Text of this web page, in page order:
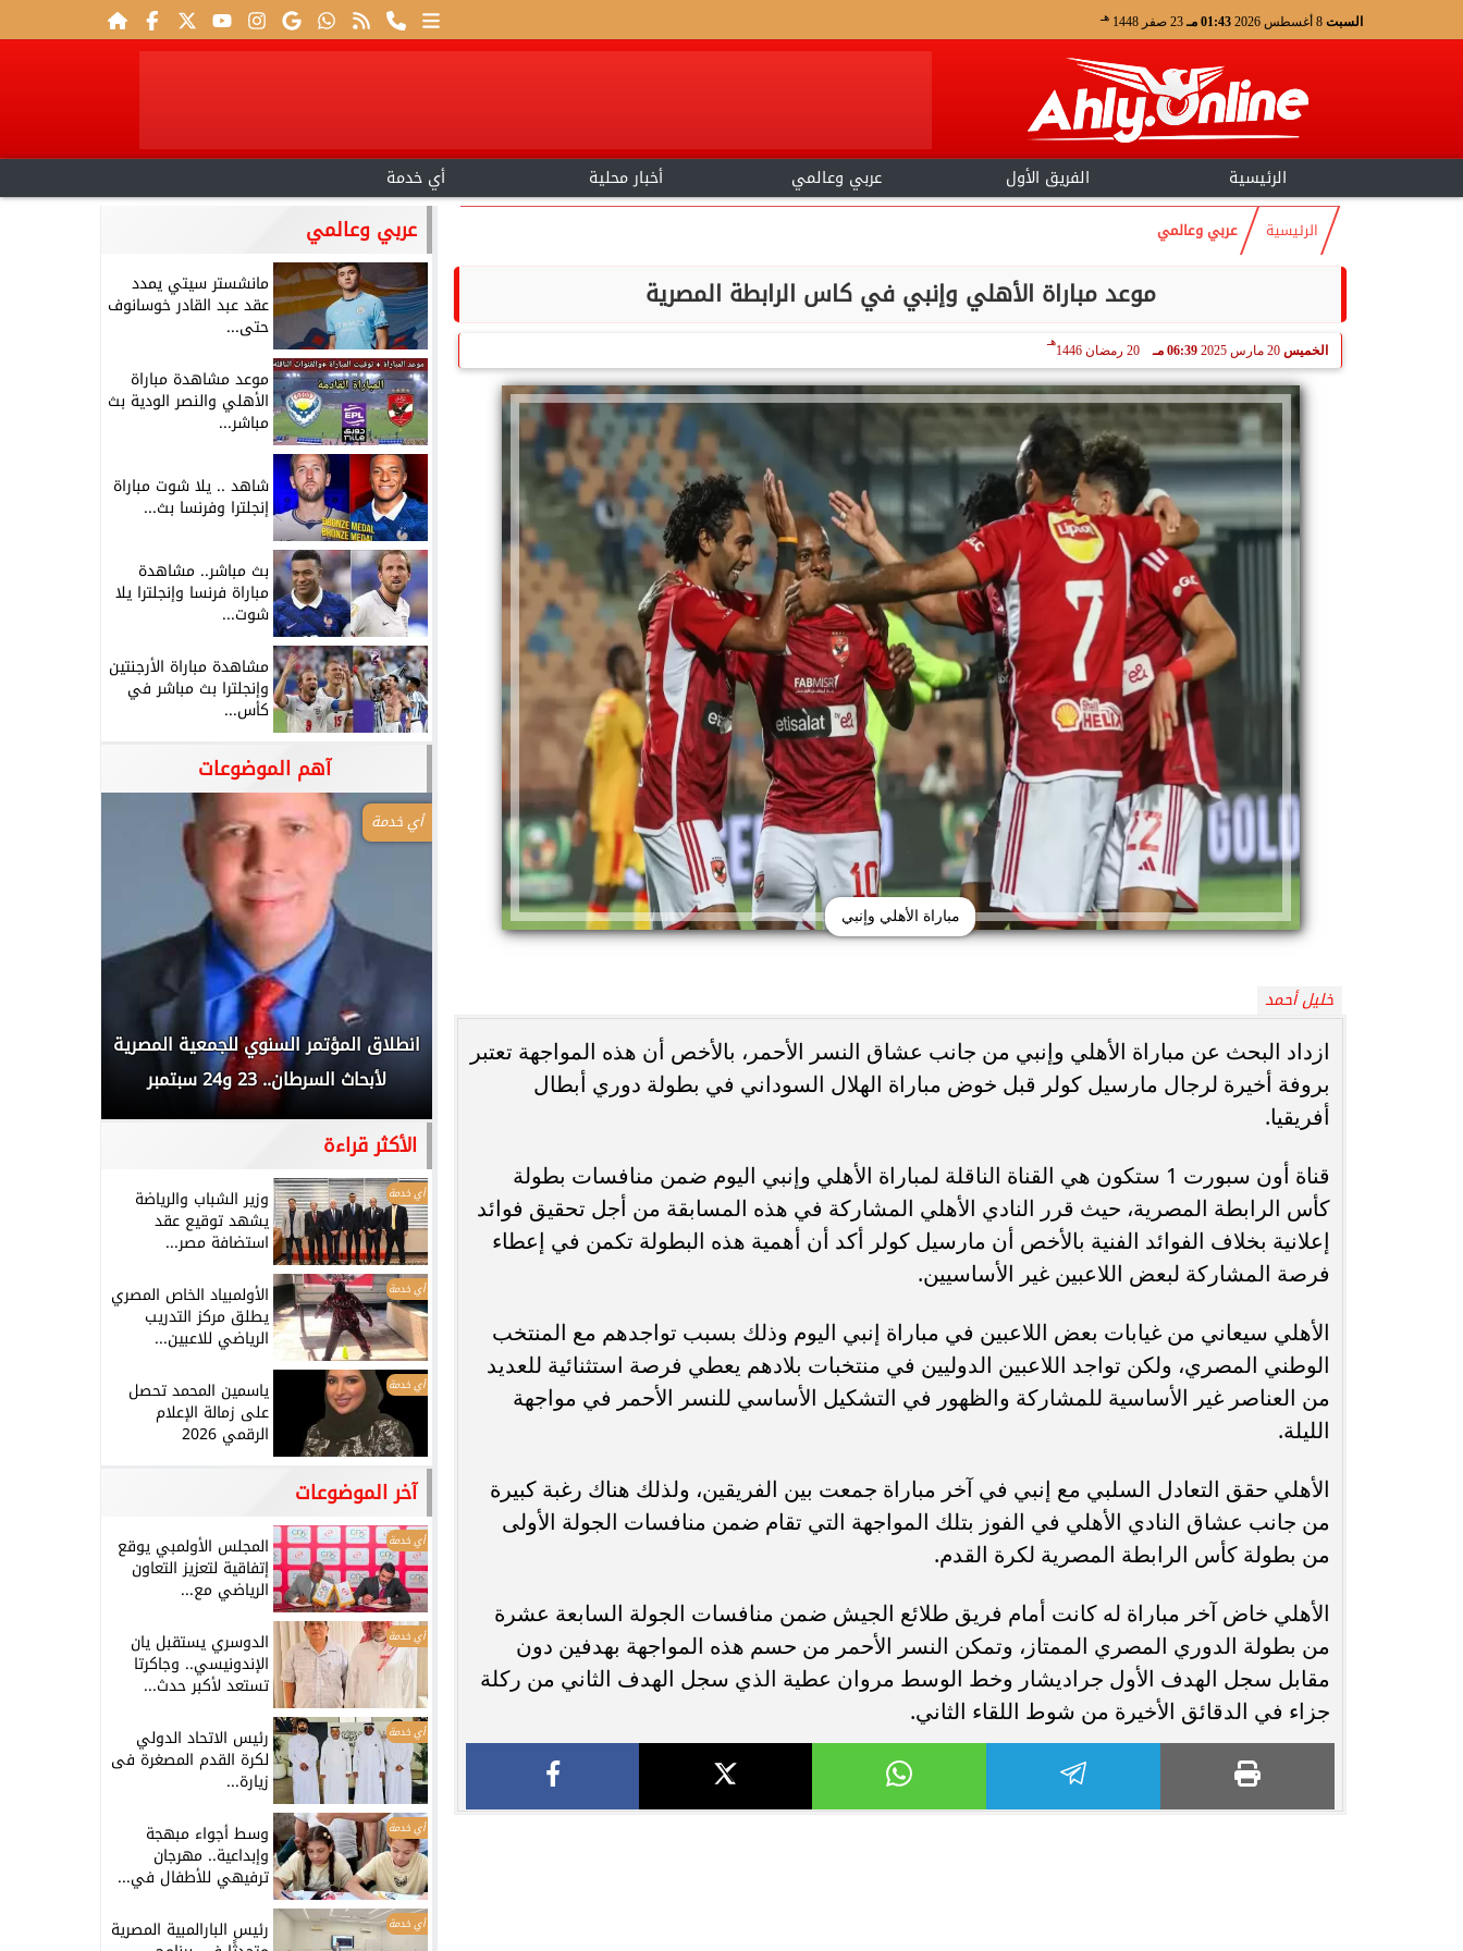
السبت 01:43 مـ 23 صفر 1448 هـ
الرئيسية الفريق الأول عربي وعالمي أخبار محلية أي خدمة
الرئيسية عربي وعالمي
موعد مباراة الأهلي وإنبي في كاس الرابطة المصرية
الخميس 20 مارس 2025 06:39 مـ 20 رمضان 1446
هـ
مباراة الأهلي وإنبي
خليل أحمد
ازداد البحث عن مباراة الأهلي وإنبي من جانب عشاق النسر الأحمر، بالأخص أن هذه المواجهة تعتبر
بروفة أخيرة لرجال مارسيل كولر قبل خوض مباراة الهلال السوداني في بطولة دوري أبطال
أفريقيا.
قناة أون سبورت 1 ستكون هي القناة الناقلة لمباراة الأهلي وإنبي اليوم ضمن منافسات بطولة
كأس الرابطة المصرية، حيث قرر النادي الأهلي المشاركة في هذه المسابقة من أجل تحقيق فوائد
إعلانية بخلاف الفوائد الفنية بالأخص أن مارسيل كولر أكد أن أهمية هذه البطولة تكمن في إعطاء
فرصة المشاركة لبعض اللاعبين غير الأساسيين.
الأهلي سيعاني من غيابات بعض اللاعبين في مباراة إنبي اليوم وذلك بسبب تواجدهم مع المنتخب
الوطني المصري، ولكن تواجد اللاعبين الدوليين في منتخبات بلادهم يعطي فرصة استثنائية للعديد
من العناصر غير الأساسية للمشاركة والظهور في التشكيل الأساسي للنسر الأحمر في مواجهة
الليلة.
الأهلي حقق التعادل السلبي مع إنبي في آخر مباراة جمعت بين الفريقين، ولذلك هناك رغبة كبيرة
من جانب عشاق النادي الأهلي في الفوز بتلك المواجهة التي تقام ضمن منافسات الجولة الأولى
من بطولة كأس الرابطة المصرية لكرة القدم.
الأهلي خاض آخر مباراة له كانت أمام فريق طلائع الجيش ضمن منافسات الجولة السابعة عشرة
من بطولة الدوري المصري الممتاز، وتمكن النسر الأحمر من حسم هذه المواجهة بهدفين دون
مقابل سجل الهدف الأول جراديشار وخط الوسط مروان عطية الذي سجل الهدف الثاني من ركلة
جزاء في الدقائق الأخيرة من شوط اللقاء الثاني.
عربي وعالمي
مانشستر سيتي يمدد
عقد عبد القادر خوسانوف
حتى...
موعد مشاهدة مباراة
الأهلي والنصر الودية بث
مباشر...
شاهد .. يلا شوت مباراة
إنجلترا وفرنسا بث...
بث مباشر.. مشاهدة
مباراة فرنسا وإنجلترا يلا
شوت...
مشاهدة مباراة الأرجنتين
وإنجلترا بث مباشر في
كأس...
آهم الموضوعات
انغام تختار جدة محطة اولى لتدشين
البومها
مصر تكتب التاريخ.. فريق “حلم” يفوز بكأس
بطولة Genuine Cup العالمية لكرة...
أوبو تطلق سلسلة رينو 16 في المملكة
العربية السعودية بتصميم لافت وقدرات...
أي خدمة
انطلاق المؤتمر السنوي للجمعية المصرية
لأبحاث السرطان.. 23 و24 سبتمبر
الأكثر قراءة
أي خدمة وزير الشباب والرياضة
يشهد توقيع عقد
استضافة مصر...
أي خدمة الأولمبياد الخاص المصري
يطلق مركز التدريب
الرياضي للاعبين...
أي خدمة ياسمين المحمد تحصل
على زمالة الإعلام
الرقمي 2026
آخر الموضوعات
أي خدمة المجلس الأولمبي يوقع
إتفاقية لتعزيز التعاون
الرياضي مع...
أي خدمة الدوسري يستقبل يان
الإندونيسي.. وجاكرتا
تستعد لأكبر حدث...
أي خدمة رئيس الاتحاد الدولي
لكرة القدم المصغرة فى
زيارة...
أي خدمة وسط أجواء مبهجة
وإبداعية.. مهرجان
ترفيهي للأطفال في...
أي خدمة رئيس البارالمبية المصرية